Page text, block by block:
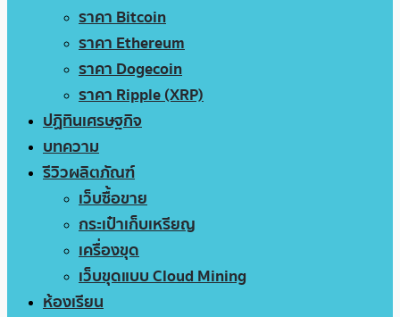
ราคา Bitcoin
ราคา Ethereum
ราคา Dogecoin
ราคา Ripple (XRP)
ปฏิทินเศรษฐกิจ
บทความ
รีวิวผลิตภัณฑ์
เว็บซื้อขาย
กระเป๋าเก็บเหรียญ
เครื่องขุด
เว็บขุดแบบ Cloud Mining
ห้องเรียน